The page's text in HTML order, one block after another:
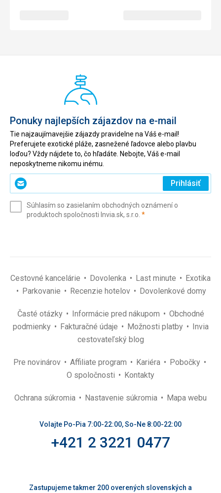
Ponuky najlepších zájazdov na e-mail
Tie najzaujímavejšie zájazdy pravidelne na Váš e-mail!
Preferujete exotické pláže, zasnežené ľadovce alebo plavbu
loďou? Vždy nájdete to, čo hľadáte. Nebojte, Váš e-mail
neposkytneme nikomu inému.
Zadajte
svoj
(povinné)
Prihlásiť
Súhlasím so zasielaním obchodných oznámení o
produktoch spoločnosti Invia.sk, s.r.o. *(povinné)
Cestovné kancelárie Dovolenka Last minute
Exotika
Parkovanie
Recenzie hotelov Dovolenkové domy
Časté otázky Informácie pred nákupom
Obchodné
podmienky
Fakturačné údaje Možnosti platby
Invia
cestovateľský blog
Pre novinárov Affiliate program Kariéra
Pobočky
O spoločnosti
Kontakty
Ochrana súkromia Nastavenie súkromia Mapa webu
Volajte Po-Pia 7:00-22:00, So-Ne 8:00-22:00
+421 2 3221 0477
Zastupujeme takmer 200 overených slovenských a